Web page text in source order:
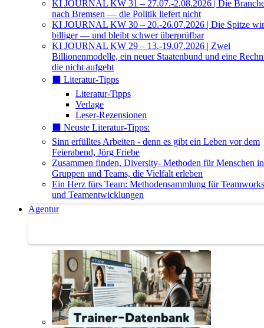
KI JOURNAL KW 31 – 27.07.-2.08.2026 | Die
nach Bremsen — die Politik liefert nicht
KI JOURNAL KW 30 – 20.-26.07.2026 | Die Spitze
billiger — und bleibt schwer überprüfbar
KI JOURNAL KW 29 – 13.-19.07.2026 | Zwei
Billionenmodelle, ein neuer Staatenbund und eine
die nicht aufgeht
⬛️ Literatur-Tipps
Literatur-Tipps
Verlage
Leser-Rezensionen
⬛️ Neuste Literatur-Tipps:
Sinn erfülltes Arbeiten - denn es gibt ein Leben vor dem
Feierabend, Jörg Friebe
Zusammen finden, Diversity- Methoden für Menschen in
Gruppen und Teams, die Vielfalt erleben
Ein Herz fürs Team: Methodensammlung für
und Teamentwicklungen
Agentur